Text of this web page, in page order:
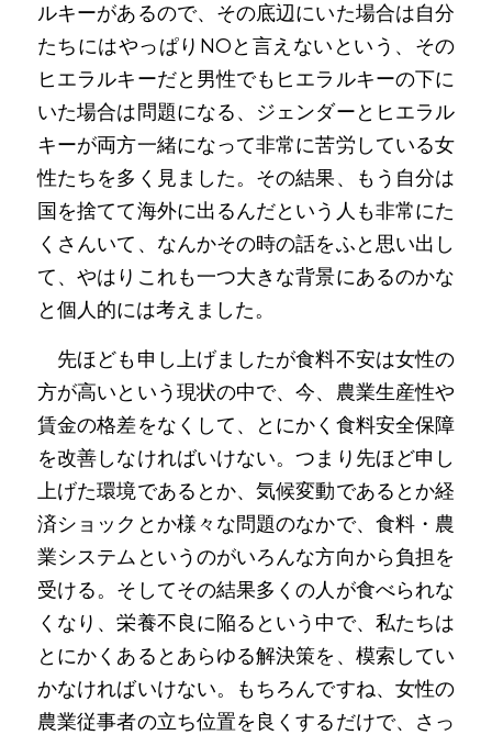
ルキーがあるので、その底辺にいた場合は自分
たちにはやっぱりNOと言えないという、その
ヒエラルキーだと男性でもヒエラルキーの下に
いた場合は問題になる、ジェンダーとヒエラル
キーが両方一緒になって非常に苦労している女
性たちを多く見ました。その結果、もう自分は
国を捨てて海外に出るんだという人も非常にた
くさんいて、なんかその時の話をふと思い出し
て、やはりこれも一つ大きな背景にあるのかな
と個人的には考えました。
先ほども申し上げましたが食料不安は女性の
方が高いという現状の中で、今、農業生産性や
賃金の格差をなくして、とにかく食料安全保障
を改善しなければいけない。つまり先ほど申し
上げた環境であるとか、気候変動であるとか経
済ショックとか様々な問題のなかで、食料・農
業システムというのがいろんな方向から負担を
受ける。そしてその結果多くの人が食べられな
くなり、栄養不良に陥るという中で、私たちは
とにかくあるとあらゆる解決策を、模索してい
かなければいけない。もちろんですね、女性の
農業従事者の立ち位置を良くするだけで、さっ